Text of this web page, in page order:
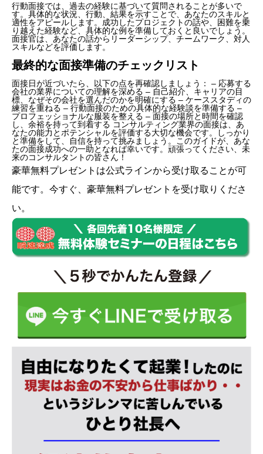
行動面接では、過去の経験に基づいて質問されることが多いで
す。具体的な状況、行動、結果を示すことで、あなたのスキルと
適性をアピールします。成功したプロジェクトの話や、困難を乗
り越えた経験など、具体的な例を準備しておくと良いでしょう。
面接官は、あなたの話からリーダーシップ、チームワーク、対人
スキルなどを評価します。
最終的な面接準備のチェックリスト
面接日が近づいたら、以下の点を再確認しましょう： – 応募する
会社の業界についての理解を深める – 自己紹介、キャリアの目
標、なぜその会社を選んだのかを明確にする – ケーススタディの
練習を重ねる – 行動面接のための具体的な経験談を準備する –
プロフェッショナルな服装を整える – 面接の場所と時間を確認
し、余裕を持って到着する コンサルティング業界の面接は、あ
なたの能力とポテンシャルを評価する大切な機会です。しっかり
と準備をして、自信を持って挑みましょう。このガイドが、あな
たの面接成功への一助となれば幸いです。頑張ってください、未
来のコンサルタントの皆さん！
豪華無料プレゼントは公式ラインから受け取ることが可
能です。今すぐ、豪華無料プレゼントを受け取りくださ
い。